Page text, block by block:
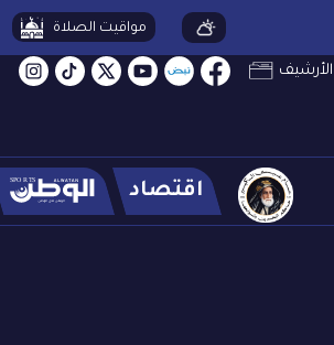
مواقيت الصلاة
الأرشيف
اقتصاد